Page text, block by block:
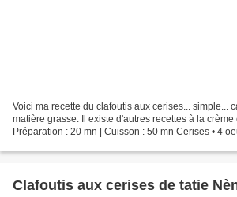
Voici ma recette du clafoutis aux cerises... simple...
matière grasse. Il existe d'autres recettes à la crème
Préparation : 20 mn | Cuisson : 50 mn Cerises • 4
Clafoutis aux cerises de tatie